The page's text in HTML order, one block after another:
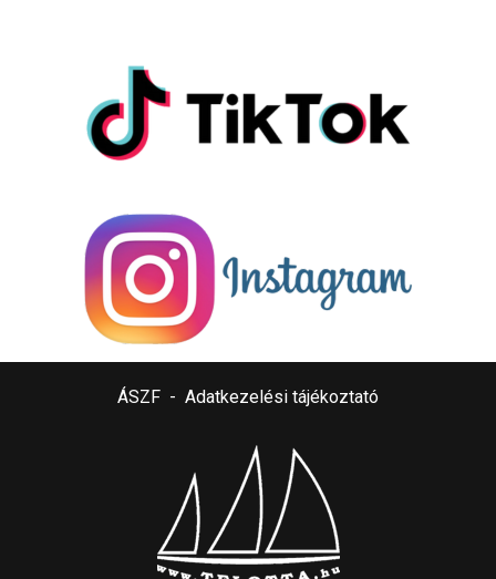
ÁSZF - Adatkezelési tájékoztató